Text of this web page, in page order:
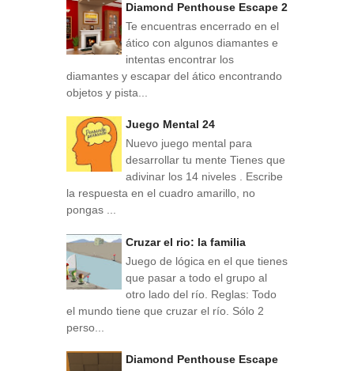
Diamond Penthouse Escape 2
Te encuentras encerrado en el
ático con algunos diamantes e
intentas encontrar los
diamantes y escapar del ático encontrando
objetos y pista...
Juego Mental 24
Nuevo juego mental para
desarrollar tu mente Tienes que
adivinar los 14 niveles . Escribe
la respuesta en el cuadro amarillo, no
pongas ...
Cruzar el rio: la familia
Juego de lógica en el que tienes
que pasar a todo el grupo al
otro lado del río. Reglas: Todo
el mundo tiene que cruzar el río. Sólo 2
perso...
Diamond Penthouse Escape